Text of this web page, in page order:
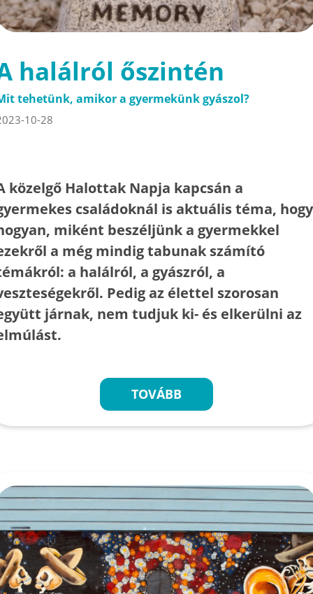
halálról őszintén
tehetünk, amikor a gyermekünk gyászol?
10-28
közelgő Halottak Napja kapcsán a
családoknál is aktuális téma, hogy
miként beszéljünk a gyermekkel
a még mindig tabunak számító
a halálról, a gyászról, a
Pedig az élettel szorosan
járnak, nem tudjuk ki- és elkerülni az
TOVÁBB